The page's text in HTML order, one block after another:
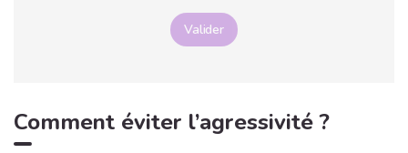
Valider
Comment éviter l’agressivité ?